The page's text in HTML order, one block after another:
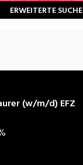
Technik
Verwaltung
ERWEITERTE SUCHE
(w/m/d) EFZ